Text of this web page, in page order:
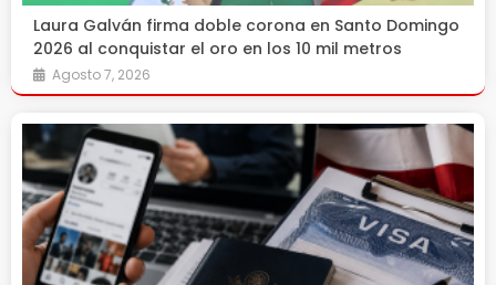
Laura Galván firma doble corona en Santo Domingo
2026 al conquistar el oro en los 10 mil metros
Agosto 7, 2026